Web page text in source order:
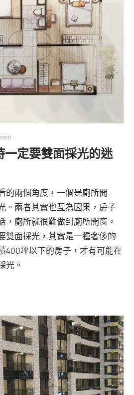
一定要雙面採光的迷
的兩個角度，一個是廁所開
。兩者其實也互為因果，房子
，廁所就很難做到廁所開窗。
雙面採光，其實是一種奢侈的
400坪以下的房子，才有可能在
光。